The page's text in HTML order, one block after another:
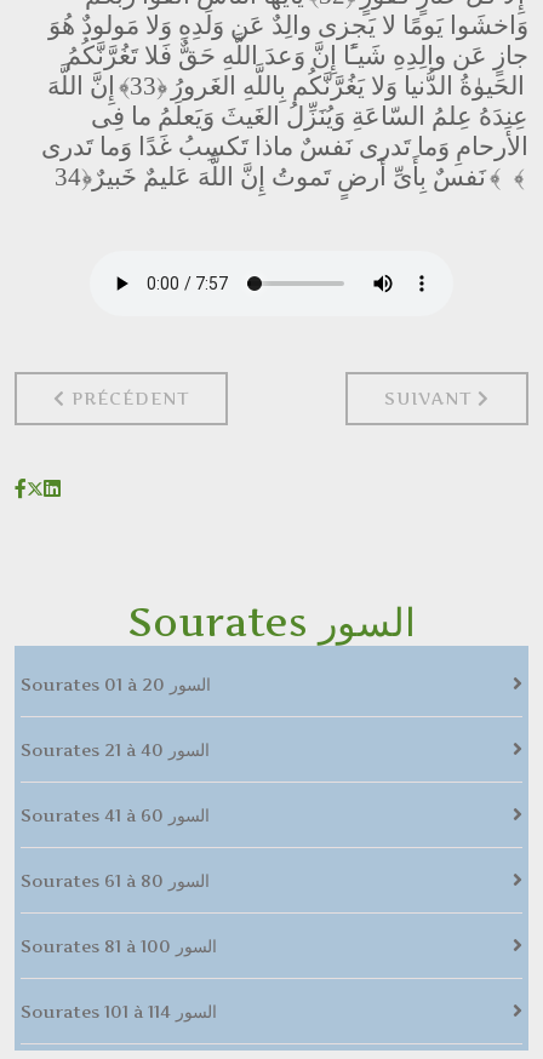
وَاخشَوا يَومًا لا يَجزى والِدٌ عَن وَلَدِهِ وَلا مَولودٌ هُوَ
جازٍ عَن والِدِهِ شَيـًٔا إِنَّ وَعدَ اللَّهِ حَقٌّ فَلا تَغُرَّنَّكُمُ
الحَيوٰةُ الدُّنيا وَلا يَغُرَّنَّكُم بِاللَّهِ الغَرورُ ﴿33﴾
إِنَّ اللَّهَ
عِندَهُ عِلمُ السّاعَةِ وَيُنَزِّلُ الغَيثَ وَيَعلَمُ ما فِى
الأَرحامِ وَما تَدرى نَفسٌ ماذا تَكسِبُ غَدًا وَما تَدرى
نَفسٌ بِأَىِّ أَرضٍ تَموتُ إِنَّ اللَّهَ عَليمٌ خَبيرٌ﴿34﴾ ﴾
ARTICLE PRÉCÉDENT : 32 : AS-SAJDA السجدة PRÉCÉDENT SUIVANT
Sourates السور
Sourates 01 à 20 السور
Sourates 21 à 40 السور
Sourates 41 à 60 السور
Sourates 61 à 80 السور
Sourates 81 à 100 السور
Sourates 101 à 114 السور